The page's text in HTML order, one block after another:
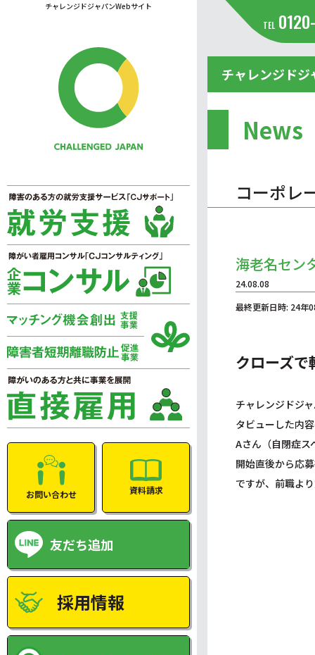
チャレンジドジャパンWebサイト
お問い合わせ 資料請求
友だち追加
採用情報
TEL
チャレンジドジ
News
コーポレ
海老名セン
24.08.08
最終更新日時: 24年
クローズで
チャレンジドジ
タビューした内
Aさん（自閉症ス
開始直後から応
ですが、前職よ